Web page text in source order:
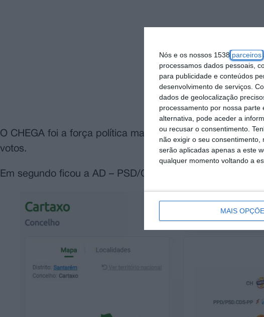
Nós e os nossos 1538 parceiros
processamos dados pessoais,
para publicidade e conteúdos
desenvolvimento de serviços.
dados de geolocalização
processamento por nossa
alternativa, pode aceder a
ou recusar o consentimento.
não exigir o seu
serão aplicadas apenas a este
qualquer momento voltando a
MAIS
O CHEGA foi a força política mais votada no concelho
votos.
Em segundo ficou a AD – PSD/CDS com 3.521 votos